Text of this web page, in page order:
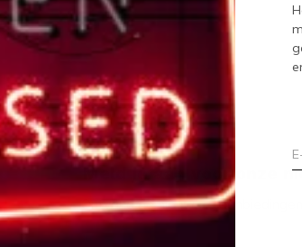
Meld je aan voor onze
Ontvang de nieuwste aanbiedingen